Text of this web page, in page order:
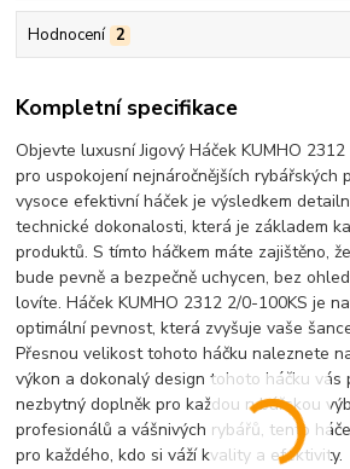
Hodnocení 2
Kompletní specifikace
Objevte luxusní Jigový Háček KUMHO
pro uspokojení nejnáročnějších rybářských
vysoce efektivní háček je výsledkem
technické dokonalosti, která je základem
produktů. S tímto háčkem máte zajištěno,
bude pevně a bezpečně uchycen, bez
lovíte. Háček KUMHO 2312 2/0-100KS je
optimální pevnost, která zvyšuje vaše
Přesnou velikost tohoto háčku naleznete
výkon a dokonalý design tohoto háčku vás
nezbytný doplněk pro každou rybářskou
profesionálů a vášnivých rybářů, tento
pro každého, kdo si váží kvality a efektivity.